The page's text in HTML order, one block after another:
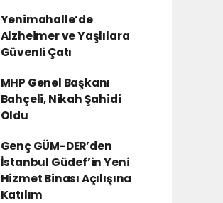
Yenimahalle’de
Alzheimer ve Yaşlılara
Güvenli Çatı
MHP Genel Başkanı
Bahçeli, Nikah Şahidi
Oldu
Genç GÜM-DER’den
İstanbul Güdef’in Yeni
Hizmet Binası Açılışına
Katılım